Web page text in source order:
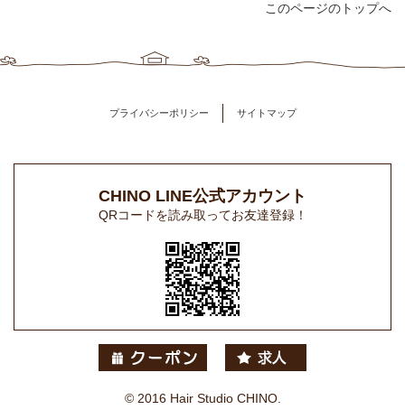
このページのトップへ
プライバシーポリシー サイトマップ
CHINO LINE公式アカウント
QRコードを読み取ってお友達登録！
© 2016 Hair Studio CHINO.